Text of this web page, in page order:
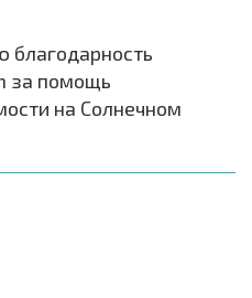
благодарность
за помощь
на Солнечном